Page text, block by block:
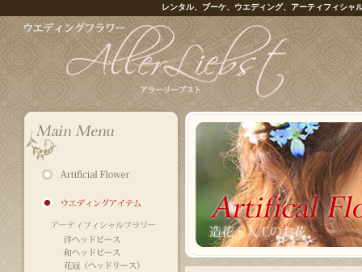
レンタル、ブーケ、ウエディング、アーティフィシャ